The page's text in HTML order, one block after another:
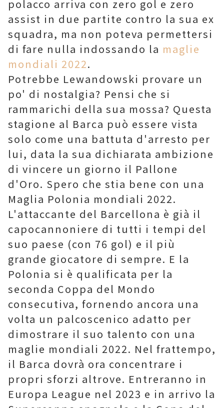
polacco arriva con zero gol e zero
assist in due partite contro la sua ex
squadra, ma non poteva permettersi
di fare nulla indossando la maglie
mondiali 2022.
Potrebbe Lewandowski provare un
po' di nostalgia? Pensi che si
rammarichi della sua mossa? Questa
stagione al Barca può essere vista
solo come una battuta d'arresto per
lui, data la sua dichiarata ambizione
di vincere un giorno il Pallone
d'Oro. Spero che stia bene con una
Maglia Polonia mondiali 2022.
L'attaccante del Barcellona è già il
capocannoniere di tutti i tempi del
suo paese (con 76 gol) e il più
grande giocatore di sempre. E la
Polonia si è qualificata per la
seconda Coppa del Mondo
consecutiva, fornendo ancora una
volta un palcoscenico adatto per
dimostrare il suo talento con una
maglie mondiali 2022. Nel frattempo,
il Barca dovrà ora concentrare i
propri sforzi altrove. Entreranno in
Europa League nel 2023 e in arrivo la